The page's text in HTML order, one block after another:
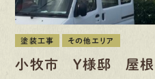
塗装工事 その他エリア
小牧市 Y様邸 屋根